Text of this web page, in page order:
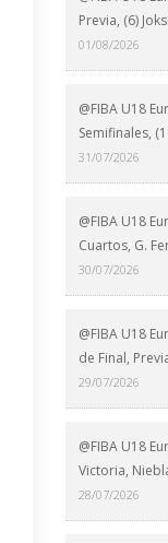
Previa, (6)
01/08/2026
@FIBA U18
Semifinales,
31/07/2026
@FIBA U18
Cuartos, G.
30/07/2026
@FIBA U18
de Final,
29/07/2026
@FIBA U18
Victoria,
28/07/2026